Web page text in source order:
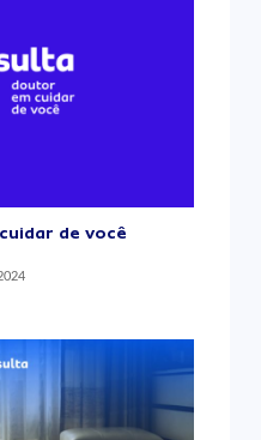
de você